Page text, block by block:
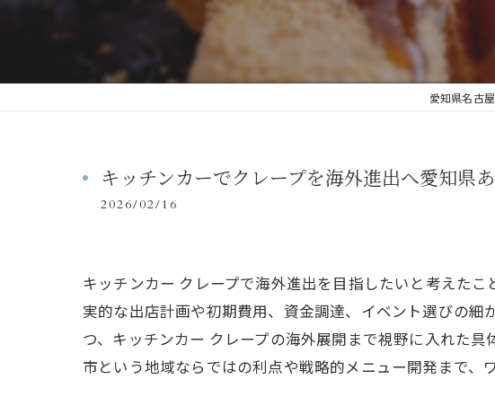
愛知県名古
キッチンカーでクレープを海外進出へ愛知県
2026/02/16
キッチンカー クレープで海外進出を目指したいと考えた
実的な出店計画や初期費用、資金調達、イベント選びの
つ、キッチンカー クレープの海外展開まで視野に入れた
市という地域ならではの利点や戦略的メニュー開発まで、